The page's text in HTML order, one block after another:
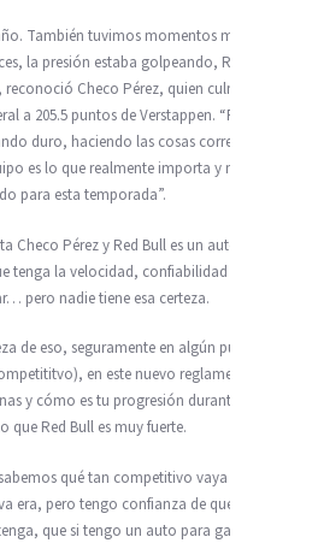
También tuvimos momentos muy
la presión estaba golpeando, Red
Checo Pérez, quien culminó
a 205.5 puntos de Verstappen. “Pero
duro, haciendo las cosas correctas,
es lo que realmente importa y me
para esta temporada”.
Checo Pérez y Red Bull es un auto que
tenga la velocidad, confiabilidad y
pero nadie tiene esa certeza.
de eso, seguramente en algún punto
en este nuevo reglamento es
y cómo es tu progresión durante la
que Red Bull es muy fuerte.
qué tan competitivo vaya a ser
era, pero tengo confianza de que voy
que si tengo un auto para ganar el